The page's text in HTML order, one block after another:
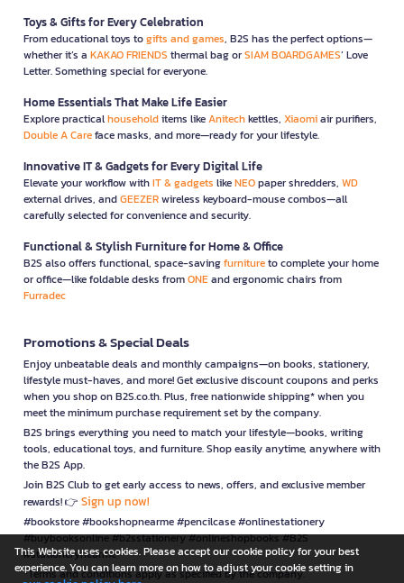
Toys & Gifts for Every Celebration
From educational toys togifts and games, B2S has the perfect options—
whether it’s a KAKAO FRIENDS thermal bag orSIAM BOARDGAMES’ Love
Letter. Something special for everyone.
Home Essentials That Make Life Easier
Explore practicalhouseholditems likeAnitechkettles, Xiaomiair purifiers,
Double A Careface masks, and more—ready for your lifestyle.
Innovative IT & Gadgets for Every Digital Life
Elevate your workflow withIT & gadgets likeNEOpaper shredders, WD
external drives, andGEEZERwireless keyboard-mouse combos—all
carefully selected for convenience and security.
Functional & Stylish Furniture for Home & Office
B2S also offers functional, space-savingfurnitureto complete your home
or office—like foldable desks fromONEand ergonomic chairs from
Furradec
Promotions & Special Deals
Enjoy unbeatable deals and monthly campaigns—on books, stationery,
lifestyle must-haves, and more! Get exclusive discount coupons and perks
when you shop on B2S.co.th. Plus, free nationwide shipping* when you
meet the minimum purchase requirement set by the company.
B2S brings everything you need to match your lifestyle—books, writing
tools, educational toys, and furniture. Shop easily anytime, anywhere with
the B2S App.
Join B2S Club to get early access to news, offers, and exclusive member
rewards! 👉 Sign up now!
#bookstore #bookshopnearme #pencilcase #onlinestationery
#buybooksonline #b2sstationery #onlineshopbooks #B2S
#stationerynearme
*Terms and conditions apply as specified by the company.
This Website uses cookies. Please accept our cookie policy for your best
experience. You can learn more on how to adjust your cookie setting in